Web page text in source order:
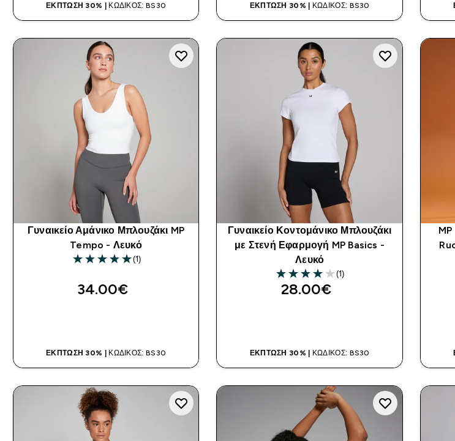
ΈΚΠΤΩΣΗ 30% | ΚΩΔΙΚΌΣ: BS30 ΈΚΠΤΩΣΗ 30% | ΚΩΔΙΚΌΣ: BS30
Γυναικείο Αμάνικο Μπλουζάκι MP
Tempo - Λευκό
5 out of 5 stars
(1)
34.00€‎
ΈΚΠΤΩΣΗ 30% | ΚΩΔΙΚΌΣ: BS30
Γυναικείο Κοντομάνικο Μπλουζάκι
με Στενή Εφαρμογή MP Basics -
Λευκό
4 out of 5 stars
(1)
28.00€‎
ΈΚΠΤΩΣΗ 30% | ΚΩΔΙΚΌΣ: BS30